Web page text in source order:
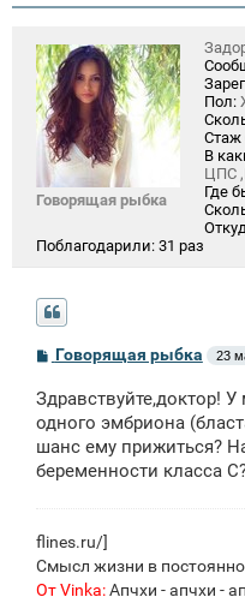
Говорящая рыбка
Пол:
Стаж
В
ЦПС
Где
Поблагодарили: 31 раз
С
б
щ
е
н
и
Говорящая рыбка 23
Здравствуйте,доктор!
одного эмбриона
шанс ему прижиться?
беременности класса
flines.ru/]
Смысл жизни в
От Vinka:Апчхи - апчхи -